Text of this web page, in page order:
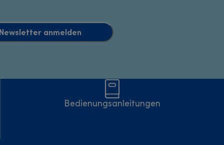
anmelden
Bedienungsanleitungen